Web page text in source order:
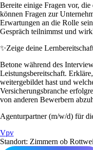
Bereite einige Fragen vor,
können Fragen zur
Erwartungen an die Rolle
Gespräch teilnimmst und
✨Zeige deine
Betone während des
Leistungsbereitschaft.
weitergebildet hast und
Versicherungsbranche
von anderen Bewerbern
Agenturpartner (m/w/d) für
Vpv
Standort: Zimmern ob